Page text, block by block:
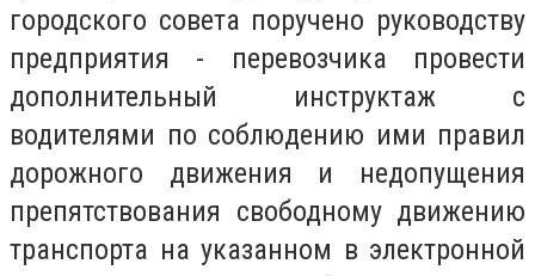
городского совета поручено руководству
предприятия - перевозчика провести
дополнительный инструктаж с
водителями по соблюдению ими правил
дорожного движения и недопущения
препятствования свободному движению
транспорта на указанном в электронной